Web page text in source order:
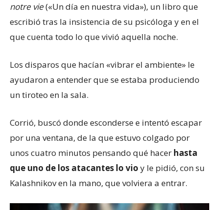
notre vie(«Un día en nuestra vida»), un libro que
escribió tras la insistencia de su psicóloga y en el
que cuenta todo lo que vivió aquella noche.
Los disparos que hacían «vibrar el ambiente» le
ayudaron a entender que se estaba produciendo
un tiroteo en la sala.
Corrió, buscó donde esconderse e intentó escapar
por una ventana, de la que estuvo colgado por
unos cuatro minutos pensando qué hacer hasta
que uno de los atacantes lo vio y le pidió, con su
Kalashnikov en la mano, que volviera a entrar.